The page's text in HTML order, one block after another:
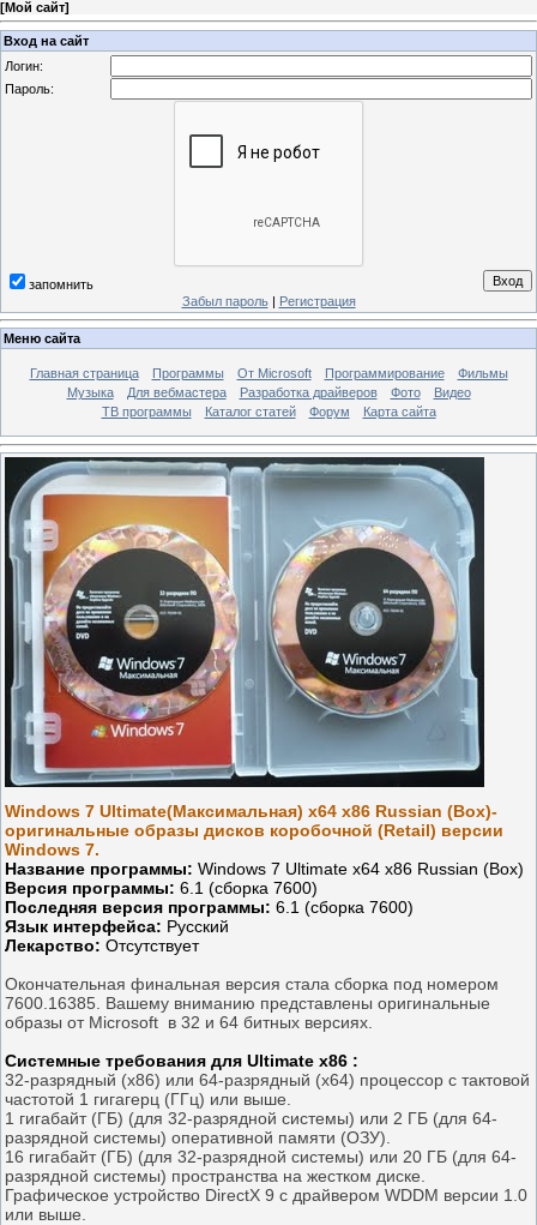
[Мой сайт]
Вход на сайт
Логин:
Пароль:
запомнить
Забыл пароль| Регистрация
Меню сайта
Главная страница Программы От Microsoft Программирование
Фильмы
Музыка
Для вебмастера Разработка драйверов Фото
Видео
ТВ программы
Каталог статей Форум Карта сайта
Windows 7 Ultimate(Максимальная) x64 x86 Russian (Box)-
оригинальные образы дисков коробочной (Retail) версии
Windows 7.
Название программы: Windows 7 Ultimate x64 x86 Russian (Box)
Версия программы: 6.1 (сборка 7600)
Последняя версия программы: 6.1 (сборка 7600)
Язык интерфейса: Русский
Лекарство: Отсутствует
Окончательная финальная версия стала сборка под номером
7600.16385. Вашему вниманию представлены оригинальные
образы от Microsoft в 32 и 64 битных версиях.
Системные требования для Ultimate x86 :
32-разрядный (x86) или 64-разрядный (x64) процессор с тактовой
частотой 1 гигагерц (ГГц) или выше.
1 гигабайт (ГБ) (для 32-разрядной системы) или 2 ГБ (для 64-
разрядной системы) оперативной памяти (ОЗУ).
16 гигабайт (ГБ) (для 32-разрядной системы) или 20 ГБ (для 64-
разрядной системы) пространства на жестком диске.
Графическое устройство DirectX 9 с драйвером WDDM версии 1.0
или выше.